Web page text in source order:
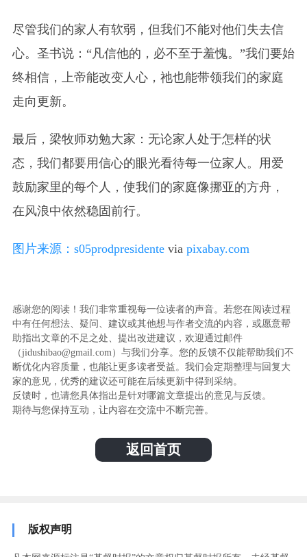
尽管我们的家人有软弱，但我们不能对他们失去信
心。圣书说：“凡信他的，必不至于羞愧。”我们要始
终相信，上帝能改变人心，祂也能带领我们的家庭
走向更新。
最后，梁牧师劝勉大家：无论家人处于怎样的状
态，我们都要用信心的眼光看待每一位家人。用爱
鼓励家里的每个人，使我们的家庭像挪亚的方舟，
在风浪中依然稳固前行。
图片来源： s05prodpresidentevia pixabay.com
感谢您的阅读！我们非常重视每一位读者的声音。若您在阅读过程
中有任何想法、疑问、建议或其他想与作者交流的内容，或愿意帮
助指出文章的不足之处、提出改进建议，欢迎通过邮件
（jidushibao@gmail.com）与我们分享。您的反馈不仅能帮助我们不
断优化内容质量，也能让更多读者受益。我们会定期整理与回复大
家的意见，优秀的建议还可能在后续更新中得到采纳。
反馈时，也请您具体指出是针对哪篇文章提出的意见与反馈。
期待与您保持互动，让内容在交流中不断完善。
返回首页
版权声明